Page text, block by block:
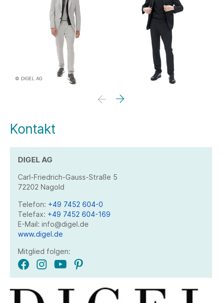
© DIGEL AG
Kontakt
DIGEL AG
Carl-Friedrich-Gauss-Straße 5
72202 Nagold
Telefon: +49 7452 604-0
Telefax: +49 7452 604-169
E-Mail: info@digel.de
www.digel.de
Mitglied folgen: